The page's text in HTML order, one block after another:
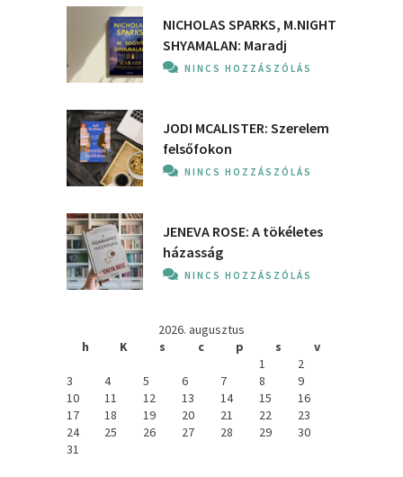
NICHOLAS SPARKS, M.NIGHT
SHYAMALAN: Maradj
NINCS HOZZÁSZÓLÁS
JODI MCALISTER: Szerelem
felsőfokon
NINCS HOZZÁSZÓLÁS
JENEVA ROSE: A ​tökéletes
házasság
NINCS HOZZÁSZÓLÁS
2026. augusztus
h
K s c p s
v
1
2
3
4 5 6 7 8
9
10
11 12 13 14 15
16
17
18 19 20 21 22
23
24
25 26 27 28 29
30
31